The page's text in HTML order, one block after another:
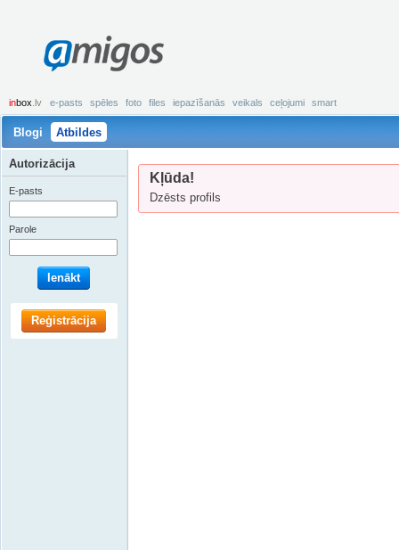
amigos
inbox .lv e-pasts spēles foto files iepazīšanās veikals ceļojumi smart
Blogi Atbildes
Kļūda!
Dzēsts profils
Autorizācija
E-pasts
Parole
Ienākt
Reģistrācija